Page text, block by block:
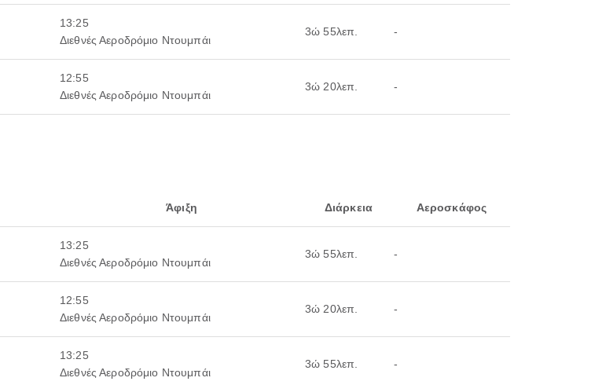
13:25
Διεθνές Αεροδρόμιο Ντουμπάι
3ώ 55λεπ. -
12:55
Διεθνές Αεροδρόμιο Ντουμπάι
3ώ 20λεπ. -
Άφιξη Διάρκεια Αεροσκάφος
13:25
Διεθνές Αεροδρόμιο Ντουμπάι
3ώ 55λεπ. -
12:55
Διεθνές Αεροδρόμιο Ντουμπάι
3ώ 20λεπ. -
13:25
Διεθνές Αεροδρόμιο Ντουμπάι
3ώ 55λεπ. -